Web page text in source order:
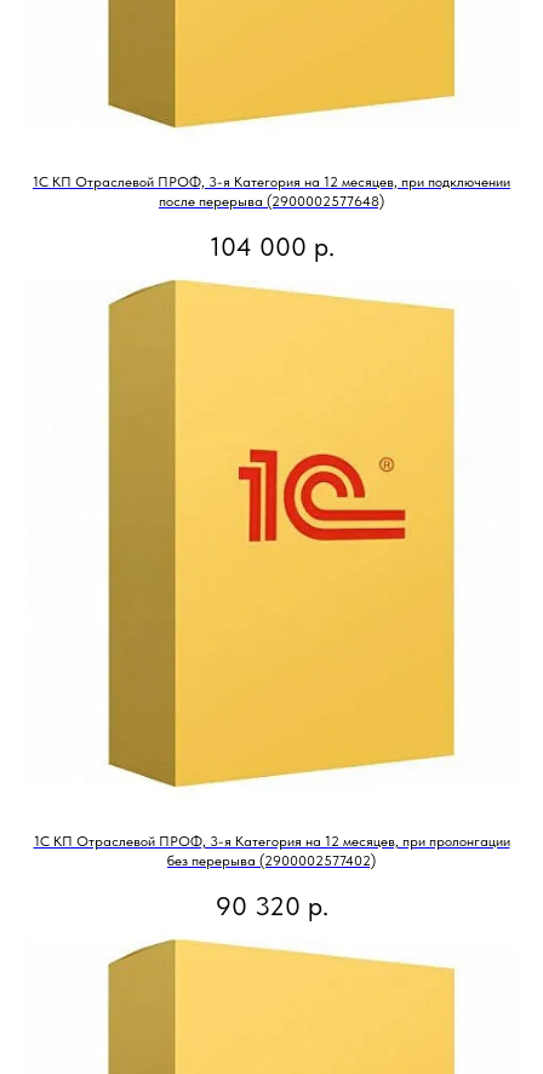
1С КП Отраслевой ПРОФ, 3-я Категория на 12 месяцев, при подключении
после перерыва (2900002577648)
104 000 р.
1С КП Отраслевой ПРОФ, 3-я Категория на 12 месяцев, при пролонгации
без перерыва (2900002577402)
90 320 р.